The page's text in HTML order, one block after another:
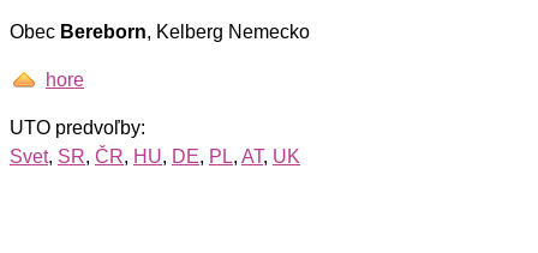
Obec Bereborn, Kelberg Nemecko
hore
UTO predvoľby:
Svet, SR, ČR, HU, DE, PL, AT, UK